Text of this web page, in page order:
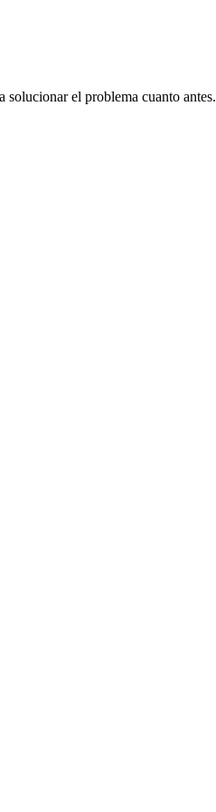
solucionar el problema cuanto antes.